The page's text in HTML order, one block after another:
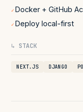
✓ Docker + GitHub
✓ Deploy local-first
↳ STACK
NEXT.JS DJANGO